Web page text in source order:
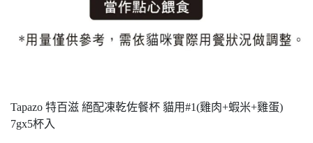
Tapazo 特百滋 絕配凍乾佐餐杯 貓用#1(雞肉+蝦米+雞蛋)
7gx5杯入